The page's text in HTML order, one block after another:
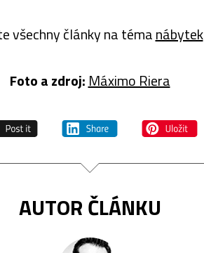
všechny články na témanábytek
Foto a zdroj:Máximo Riera
AUTOR ČLÁNKU